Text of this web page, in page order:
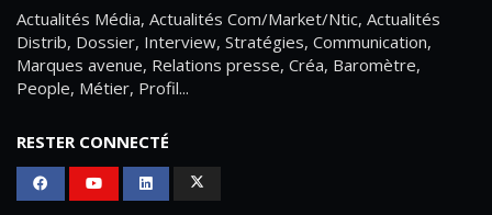
Actualités Média, Actualités Com/Market/Ntic, Actualités
Distrib, Dossier, Interview, Stratégies, Communication,
Marques avenue, Relations presse, Créa, Baromètre,
People, Métier, Profil...
RESTER CONNECTÉ